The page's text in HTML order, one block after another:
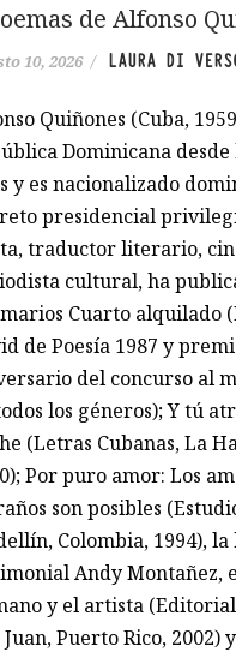
de Alfonso
10, 2026 / LAURA DI
Quiñones (Cuba,
Dominicana desde
y es nacionalizado
presidencial
traductor literario,
cultural, ha
Cuarto alquilado
de Poesía 1987 y
del concurso al
los géneros); Y tú
(Letras Cubanas, La
Por puro amor: Los
son posibles
Colombia, 1994),
Andy Montañez,
y el artista
Juan, Puerto Rico, 2002)